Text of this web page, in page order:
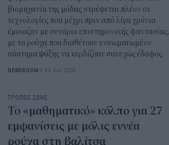
βιομηχανία της μόδας στρέφεται πλέον σε
τεχνολογίες που μέχρι πριν από λίγα χρόνια
έμοιαζαν με σενάριο επιστημονικής φαντασίας,
με τα ρούχα που διαθέτουν ενσωματωμένο
σύστημα ψύξης να κερδίζουν συνεχώς έδαφος.
NEWSROOM / 05 Αυγ 2026
ΤΡΟΠΟΣ ΖΩΗΣ
Το «μαθηματικό» κόλπο για 27
εμφανίσεις με μόλις εννέα
ρούχα στη βαλίτσα